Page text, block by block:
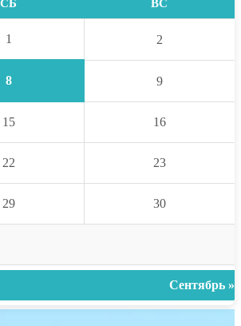
СБ ВС
1 2
8 9
15 16
22 23
29 30
Сентябрь »